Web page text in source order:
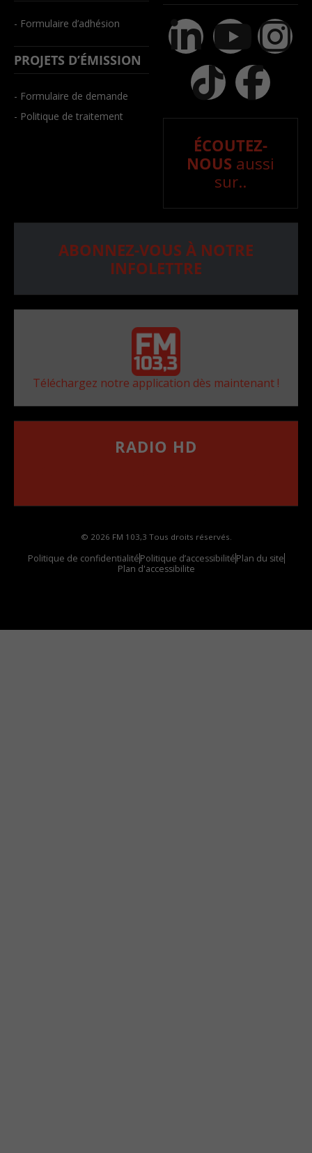
- Formulaire d’adhésion
PROJETS D’ÉMISSION
- Formulaire de demande
- Politique de traitement
ÉCOUTEZ-
NOUS aussi
sur..
ABONNEZ-VOUS À NOTRE
INFOLETTRE
Téléchargez notre application dès maintenant !
RADIO HD
© 2026 FM 103,3 Tous droits réservés.
Politique de confidentialitéPolitique d’accessibilitéPlan du site
Plan d'accessibilite